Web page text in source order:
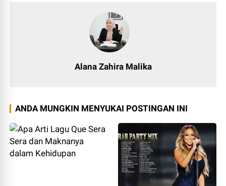
Alana Zahira Malika
ANDA MUNGKIN MENYUKAI POSTINGAN INI